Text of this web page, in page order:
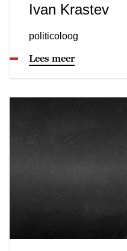
Ivan Krastev
politicoloog
Lees meer